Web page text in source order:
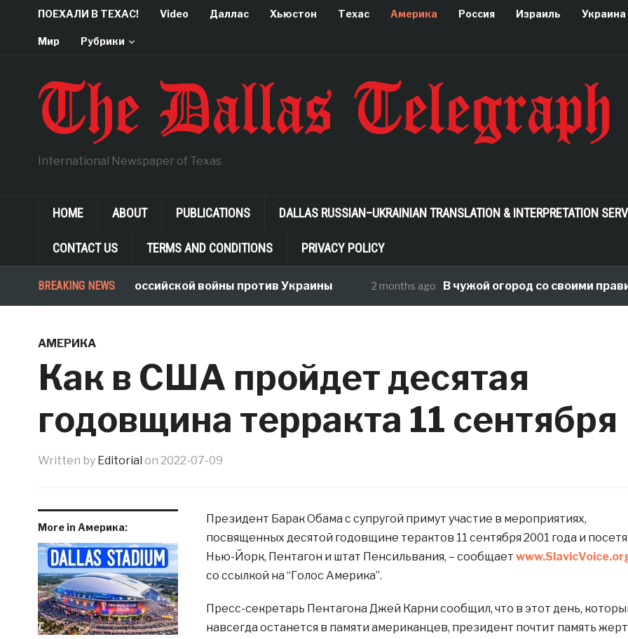
ПОЕХАЛИ В ТЕХАС! Video Даллас Хьюстон Техас Америка Россия Израиль Украина
Мир Рубрики
International Newspaper of Texas
HOME ABOUT PUBLICATIONS DALLAS RUSSIAN–UKRAINIAN TRANSLATION & INTERPRETATION
CONTACT US TERMS AND CONDITIONS PRIVACY POLICY
BREAKING NEWS
Неологизмы Российской войны против Украины 2 months ago В чужой огород со своими
АМЕРИКА
Как в США пройдет десятая
годовщина терракта 11 сентября
Written by Editorial on 2022-07-09
More in Америка:
Президент Барак Обама с супругой примут участие в мероприятиях,
посвященных десятой годовщине терактов 11 сентября 2001 года и
Нью-Йорк, Пентагон и штат Пенсильвания, – сообщает
со ссылкой на “Голос Америка”.
Пресс-секретарь Пентагона Джей Карни сообщил, что в этот день,
навсегда останется в памяти американцев, президент почтит память